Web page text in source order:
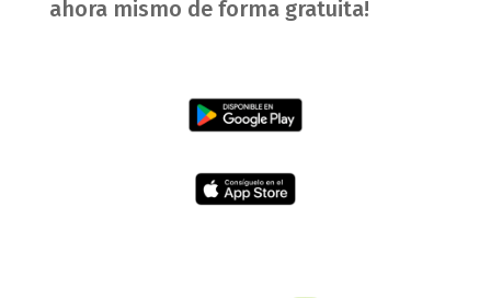
ahora mismo de forma gratuita!